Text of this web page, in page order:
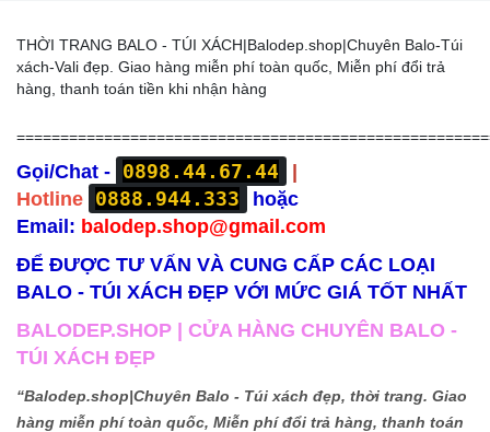
THỜI TRANG BALO - TÚI XÁCH|Balodep.shop|Chuyên Balo-Túi
xách-Vali đẹp. Giao hàng miễn phí toàn quốc, Miễn phí đổi trả
hàng, thanh toán tiền khi nhận hàng
Gọi/Chat - 0898.44.67.44
|
Hotline 0888.944.333
hoặc
Email: balodep.shop@gmail.com
ĐỂ ĐƯỢC TƯ VẤN VÀ CUNG CẤP CÁC LOẠI
BALO - TÚI XÁCH ĐẸP VỚI MỨC GIÁ TỐT NHẤT
BALODEP.SHOP | CỬA HÀNG CHUYÊN BALO -
TÚI XÁCH ĐẸP
“Balodep.shop|Chuyên Balo - Túi xách đẹp, thời trang. Giao
hàng miễn phí toàn quốc, Miễn phí đổi trả hàng, thanh toán